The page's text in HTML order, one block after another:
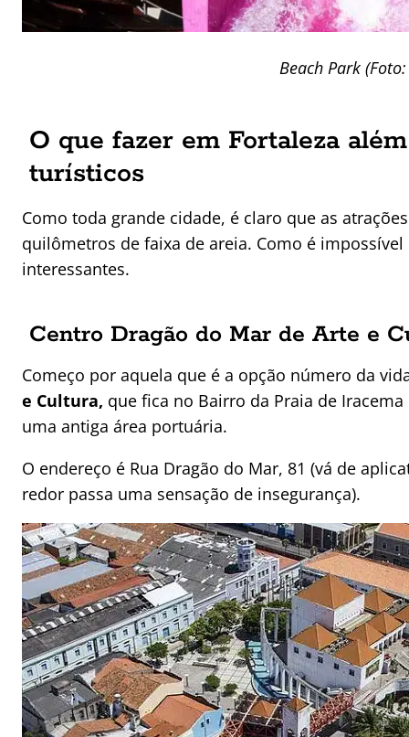
Beach Park
O que fazer em Fortaleza
turísticos
Como toda grande cidade, é claro que as
quilômetros de faixa de areia. Como é
interessantes.
Centro Dragão do Mar de Arte e
Começo por aquela que é a opção número da
e Cultura, que fica no Bairro da Praia de
uma antiga área portuária.
O endereço é Rua Dragão do Mar, 81 (vá de
redor passa uma sensação de insegurança).